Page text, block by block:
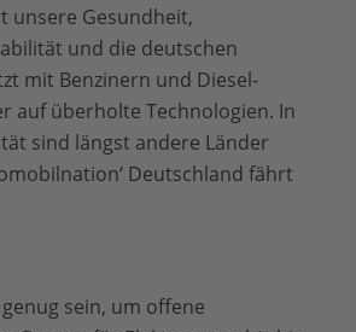
unsere Gesundheit,
und die deutschen
mit Benzinern und Diesel-
auf überholte Technologien. In
sind längst andere Länder
Deutschland fährt
sein, um offene